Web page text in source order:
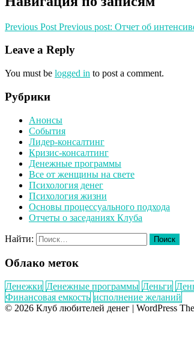
Previous Post Previous post: Отчет об
Leave a Reply
You must be logged in to post a comment.
Рубрики
Анонсы
События
Лидер-консалтинг
Кризис-консалтинг
Денежные программы
Все от женщины на свете
Психология денег
Психология жизни
Основы процессуального подхода
Отчеты о заседаниях Клуба
Найти:
Облако меток
Денежки Денежные программы Деньги
Финансовая емкость исполнение желаний
© 2026 Клуб любителей денег | WordPress